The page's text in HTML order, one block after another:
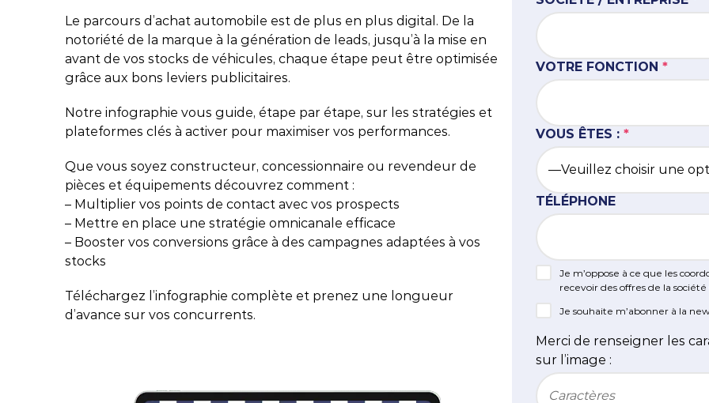
Toutes nos certifications
Stratégie Content Marketing
Global Search
Nantes
Rennes
Nos évènements
Nos outils
Nos clients
Business Cases
Workshops clients
Le parcours d’achat automobile est de plus en plus digital. De la
notoriété de la marque à la génération de leads, jusqu’à la mise en
avant de vos stocks de véhicules, chaque étape peut être optimisée
grâce aux bons leviers publicitaires.
Notre infographie vous guide, étape par étape, sur les stratégies et
plateformes clés à activer pour maximiser vos performances.
Que vous soyez constructeur, concessionnaire ou revendeur de
pièces et équipements découvrez comment :
– Multiplier vos points de contact avec vos prospects
– Mettre en place une stratégie omnicanale efficace
– Booster vos conversions grâce à des campagnes adaptées à vos
stocks
Téléchargez l’infographie complète et prenez une longueur
d’avance sur vos concurrents.
VOTRE FONCTION *
VOUS ÊTES : *
TÉLÉPHONE
Je m’oppose à ce que les
recevoir des offres de la
Je souhaite m’abonner à la
Merci de renseigner les
sur l’image :